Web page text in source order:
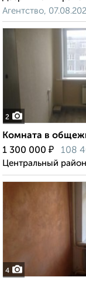
Агентство,
2
Комната в
1 300 000 ₽ 108
Центральный
4